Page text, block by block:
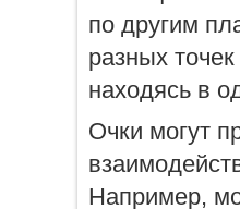
по другим
разных
находясь в
Очки могут
Например,